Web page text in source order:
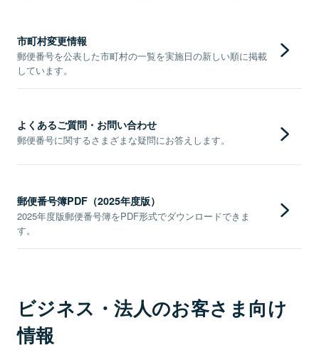
市町村変更情報
郵便番号を公表した市町村の一覧を実施日の新しい順に掲載
しています。
よくあるご質問・お問い合わせ
郵便番号に関するさまざまな疑問にお答えします。
郵便番号簿PDF（2025年度版）
2025年度版郵便番号簿をPDF形式でダウンロードできま
す。
ビジネス・法人のお客さま向け
情報